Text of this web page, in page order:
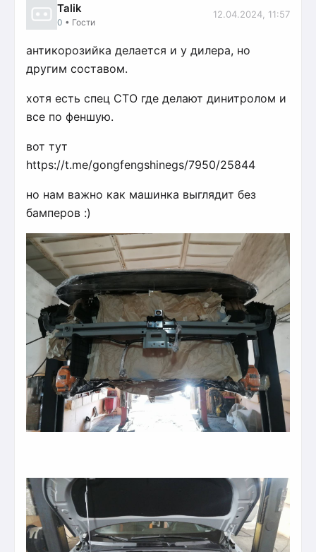
Talik
0 • Гости
12.04.2024, 11:57
антикорозийка делается и у дилера, но
другим составом.
хотя есть спец СТО где делают динитролом и
все по феншую.
вот тут
https://t.me/gongfengshinegs/7950/25844
но нам важно как машинка выглядит без
бамперов :)